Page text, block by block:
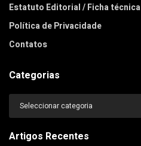
Estatuto Editorial / Ficha técnica
Política de Privacidade
Contatos
Categorias
Categorias
Artigos Recentes